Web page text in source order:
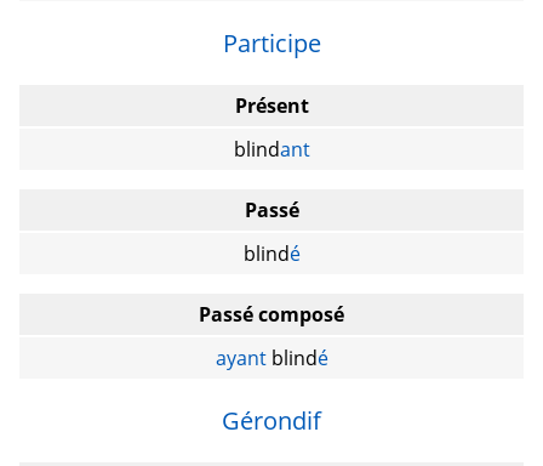
Participe
Présent
blindant
Passé
blindé
Passé composé
ayantblindé
Gérondif